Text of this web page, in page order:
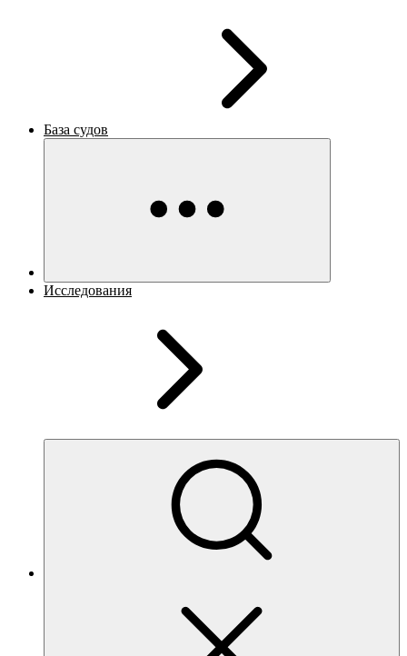
База судов
Исследования